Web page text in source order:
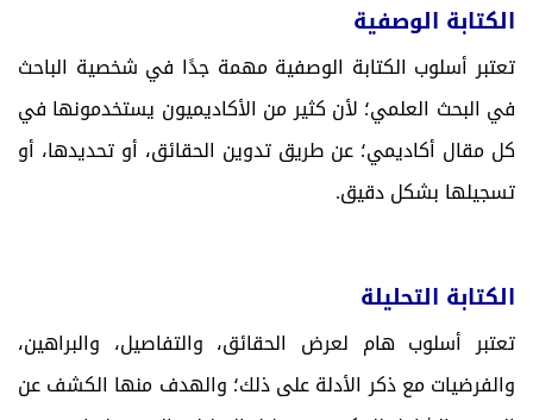
الكتابة الوصفية
تعتبر أسلوب الكتابة الوصفية مهمة جدًا في شخصية الباحث
في البحث العلمي؛ لأن كثير من الأكاديميون يستخدمونها في
كل مقال أكاديمي؛ عن طريق تدوين الحقائق، أو تحديدها، أو
تسجيلها بشكل دقيق.
الكتابة التحليلة
تعتبر أسلوب هام لعرض الحقائق، والتفاصيل، والبراهين،
والفرضيات مع ذكر الأدلة على ذلك؛ والهدف منها الكشف عن